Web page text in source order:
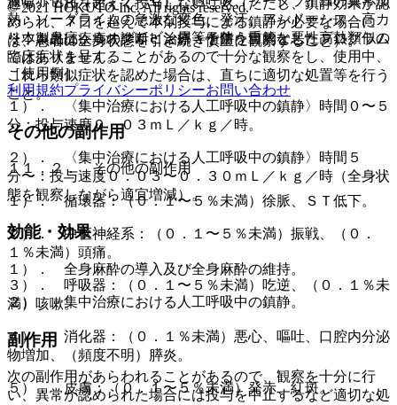
熱・ソーダライムの急激な変色、発汗、アシドーシス、高カ
リウム血症、ミオグロビン尿等を伴う重篤な悪性高熱類似の
臨床症状を呈することがあるので十分な観察をし、使用中、
これら類似症状を認めた場合は、直ちに適切な処置等を行う
こと。
その他の副作用
１１．２． その他の副作用
１）． 循環器：（０．１〜５％未満）徐脈、ＳＴ低下。
２）． 中枢神経系：（０．１〜５％未満）振戦、（０．
１％未満）頭痛。
３）． 呼吸器：（０．１〜５％未満）吃逆、（０．１％未
満）咳嗽。
４）． 消化器：（０．１％未満）悪心、嘔吐、口腔内分泌
物増加、（頻度不明）膵炎。
５）． 皮膚：（０．１〜５％未満）発赤、紅斑。
められ、７日を超えて本剤投与による鎮静が必要な場合に
は、患者の全身状態を引き続き慎重に観察すること）。
［使用例］
１）． 〈集中治療における人工呼吸中の鎮静〉時間０〜５
分：投与速度０．０３ｍＬ／ｋｇ／時。
２）． 〈集中治療における人工呼吸中の鎮静〉時間５
分〜：投与速度０．０３〜０．３０ｍＬ／ｋｇ／時（全身状
態を観察しながら適宜増減）。
効能・効果
１）． 全身麻酔の導入及び全身麻酔の維持。
２）． 集中治療における人工呼吸中の鎮静。
副作用
次の副作用があらわれることがあるので、観察を十分に行
い、異常が認められた場合には投与を中止するなど適切な処
© 2021 HOKUTO Inc. All rights reserved.
※本製品は疾病の診断・治療・予防を目的としたプログラム
ではありません。
利用規約プライバシーポリシーお問い合わせ